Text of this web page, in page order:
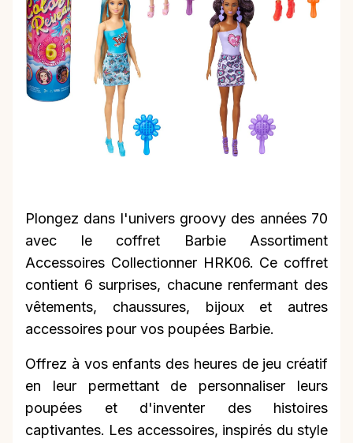
Plongez dans l'univers groovy des années 70
avec le coffret Barbie Assortiment
Accessoires Collectionner HRK06. Ce coffret
contient 6 surprises, chacune renfermant des
vêtements, chaussures, bijoux et autres
accessoires pour vos poupées Barbie.
Offrez à vos enfants des heures de jeu créatif
en leur permettant de personnaliser leurs
poupées et d'inventer des histoires
captivantes. Les accessoires, inspirés du style